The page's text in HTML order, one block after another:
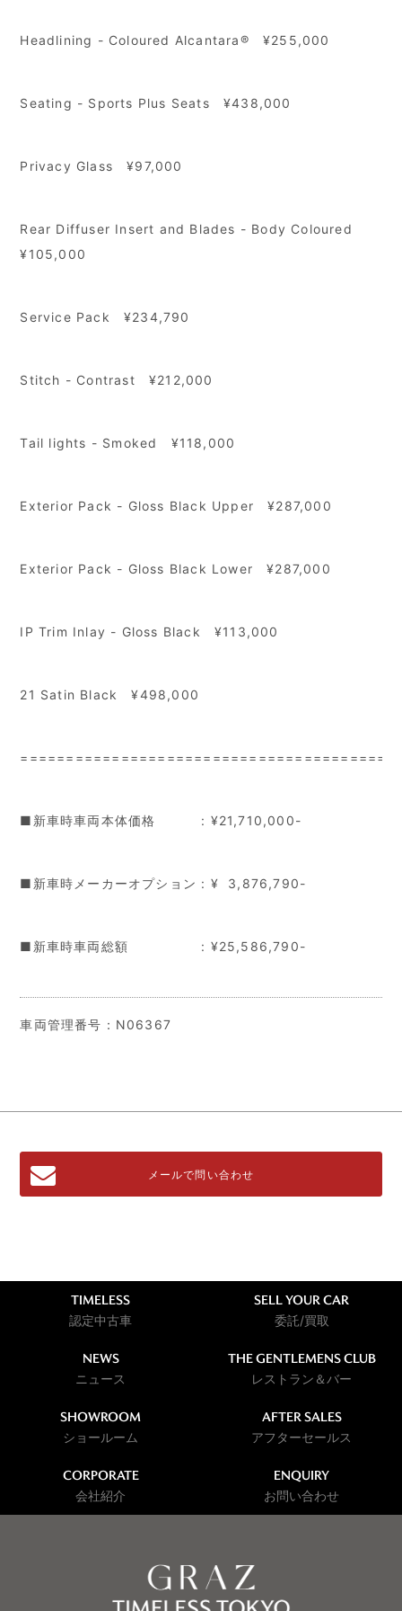
Headlining - Coloured Alcantara® ¥255,000
Seating - Sports Plus Seats ¥438,000
Privacy Glass ¥97,000
Rear Diffuser Insert and Blades - Body Coloured
¥105,000
Service Pack ¥234,790
Stitch - Contrast ¥212,000
Tail lights - Smoked ¥118,000
Exterior Pack - Gloss Black Upper ¥287,000
Exterior Pack - Gloss Black Lower ¥287,000
IP Trim Inlay - Gloss Black ¥113,000
21 Satin Black ¥498,000
■新車時車両本体価格 : ¥21,710,000-
■新車時メーカーオプション : ¥ 3,876,790-
■新車時車両総額 : ¥25,586,790-
車両管理番号：N06367
メールで問い合わせ
TIMELESS
認定中古車
SELL YOUR CAR
委託/買取
NEWS
ニュース
THE GENTLEMENS CLUB
レストラン＆バー
SHOWROOM
ショールーム
AFTER SALES
アフターセールス
CORPORATE
会社紹介
ENQUIRY
お問い合わせ